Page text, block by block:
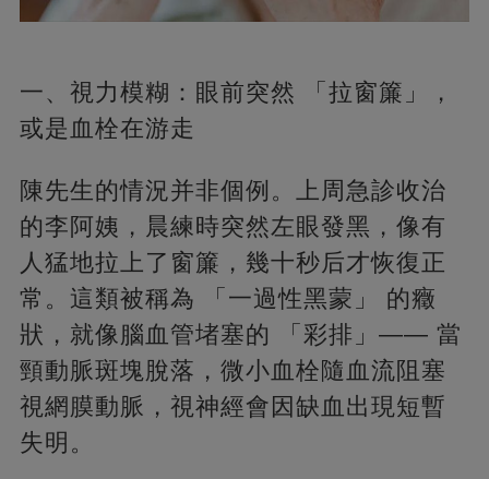
一、視力模糊：眼前突然 「拉窗簾」，
或是血栓在游走
陳先生的情況并非個例。上周急診收治
的李阿姨，晨練時突然左眼發黑，像有
人猛地拉上了窗簾，幾十秒后才恢復正
常。這類被稱為 「一過性黑蒙」 的癥
狀，就像腦血管堵塞的 「彩排」—— 當
頸動脈斑塊脫落，微小血栓隨血流阻塞
視網膜動脈，視神經會因缺血出現短暫
失明。